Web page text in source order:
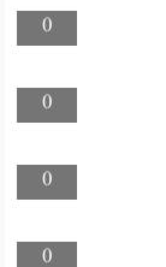
0
0
0
0